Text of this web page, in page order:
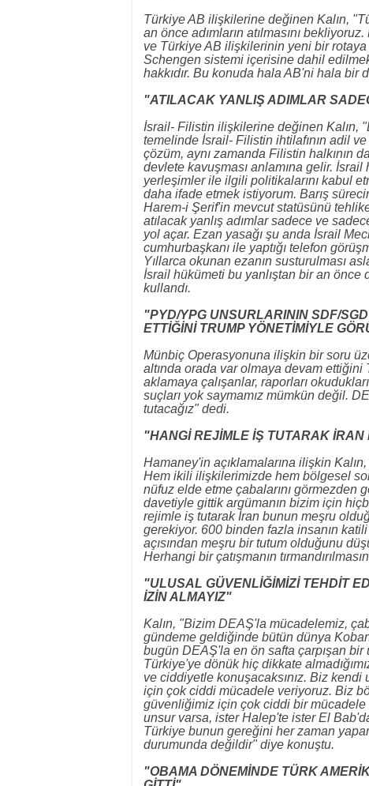
Türkiye AB ilişkilerine değinen Kalın,
an önce adımların atılmasını
ve Türkiye AB ilişkilerinin yeni bir rotaya
Schengen sistemi içerisine dahil
hakkıdır. Bu konuda hala AB'ni hala
"ATILACAK YANLIŞ ADIMLAR
İsrail- Filistin ilişkilerine değinen Kalın,
temelinde İsrail- Filistin ihtilafının adil
çözüm, aynı zamanda Filistin halkının
devlete kavuşması anlamına gelir. İsrail
yerleşimler ile ilgili politikalarını kabul
daha ifade etmek istiyorum. Barış
Harem-i Şerif'in mevcut statüsünü
atılacak yanlış adımlar sadece ve
yol açar. Ezan yasağı şu anda İsrail
cumhurbaşkanı ile yaptığı telefon
Yıllarca okunan ezanın susturulması
İsrail hükümeti bu yanlıştan bir an
kullandı.
"PYD/YPG UNSURLARININ SDF/
ETTİĞİNİ TRUMP YÖNETİMİYLE
Münbiç Operasyonuna ilişkin bir soru
altında orada var olmaya devam
aklamaya çalışanlar, raporları
suçları yok saymamız mümkün değil.
tutacağız" dedi.
"HANGİ REJİMLE İŞ TUTARAK
Hamaney'in açıklamalarına ilişkin
Hem ikili ilişkilerimizde hem bölgesel
nüfuz elde etme çabalarını görmezden
davetiyle gittik argümanın bizim için
rejimle iş tutarak İran bunun meşru
gerekiyor. 600 binden fazla insanın
açısından meşru bir tutum olduğunu
Herhangi bir çatışmanın
"ULUSAL GÜVENLİĞİMİZİ TEHDİT
İZİN ALMAYIZ"
Kalın, "Bizim DEAŞ'la mücadelemiz,
gündeme geldiğinde bütün dünya
bugün DEAŞ'la en ön safta çarpışan
Türkiye'ye dönük hiç dikkate
ve ciddiyetle konuşacaksınız. Biz
için çok ciddi mücadele veriyoruz. Biz
güvenliğimiz için çok ciddi bir
unsur varsa, ister Halep'te ister El
Türkiye bunun gereğini her zaman
durumunda değildir" diye konuştu.
"OBAMA DÖNEMİNDE TÜRK